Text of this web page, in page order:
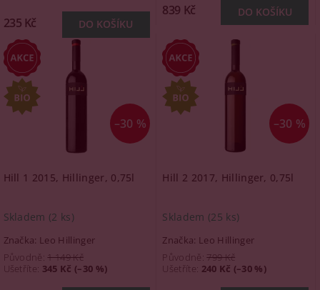
235 Kč
839 Kč
–30 %
Hill 1 2015, Hillinger, 0,75l
Skladem (2 ks)
Značka: Leo Hillinger
Původně:1 149 Kč
Ušetříte: 345 Kč (–30 %)
–30 %
Hill 2 2017, Hillinger, 0,75l
Skladem (25 ks)
Značka: Leo Hillinger
Původně:799 Kč
Ušetříte: 240 Kč (–30 %)